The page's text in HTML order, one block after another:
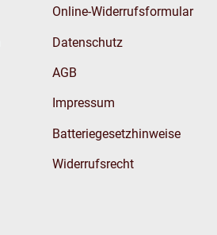
Online-Widerrufsformular
Datenschutz
AGB
Impressum
Batteriegesetzhinweise
Widerrufsrecht